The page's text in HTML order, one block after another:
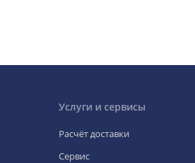
Услуги и сервисы
Расчёт доставки
Сервис